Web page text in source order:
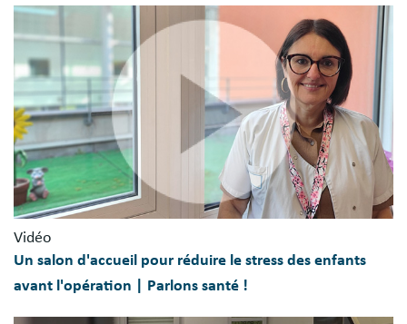
Vidéo
Un salon d'accueil pour réduire le stress des enfants
avant l'opération | Parlons santé !